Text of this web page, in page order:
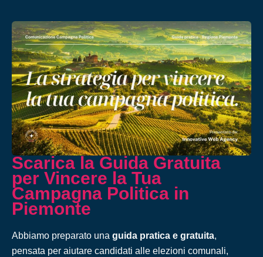
Scarica la Guida Gratuita
per Vincere la Tua
Campagna Politica in
Piemonte
Abbiamo preparato una guida pratica e gratuita,
pensata per aiutare candidati alle elezioni comunali,